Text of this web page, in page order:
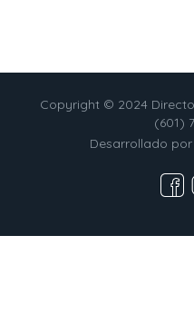
Copyright © 2024
(601)
Desarrollado por